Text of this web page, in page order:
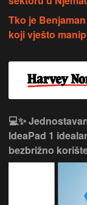
Tko je
koji vješto
💻✨
IdeaPad 1
bezbrižno